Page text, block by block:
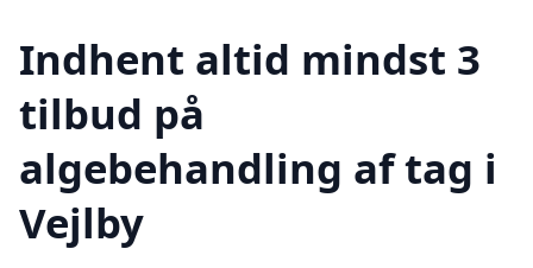
Indhent altid mindst 3
tilbud på
algebehandling af tag i
Vejlby